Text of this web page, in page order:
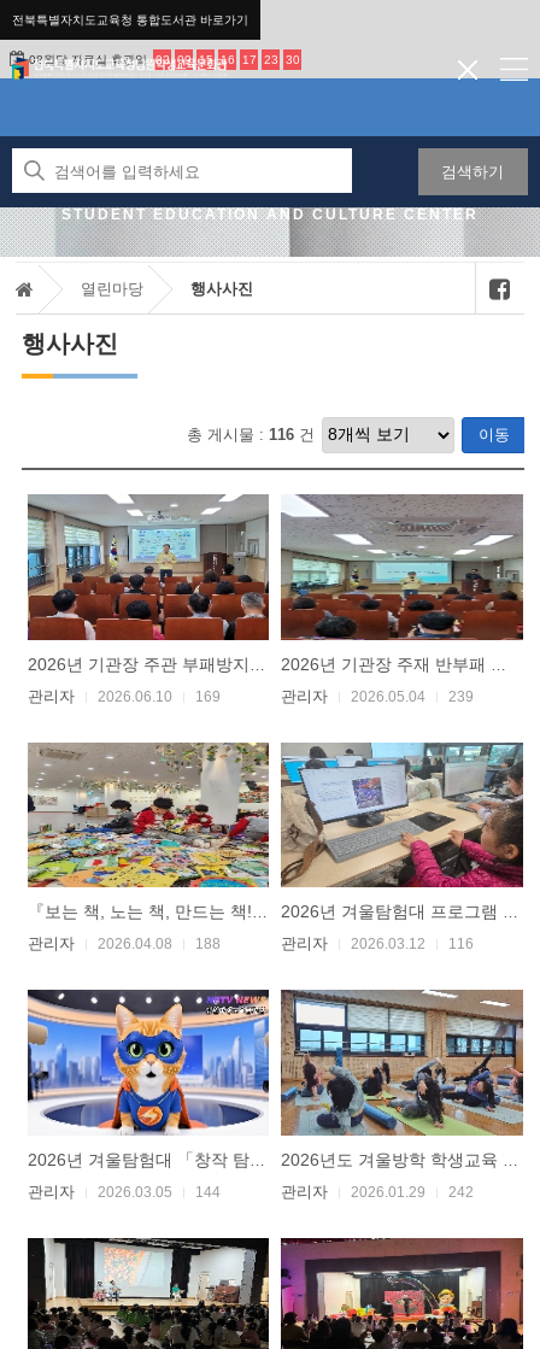
전북특별자치도교육청 통합도서관 바로가기
08월달 자료실 휴관일 02 09 15 16 17 23 30
검색하기
JEONBUK STATE OFFICE OF EDUCATION NAMWON
STUDENT EDUCATION AND CULTURE CENTER
열린마당 행사사진
행사사진
총 게시물 : 116 건 이동
관리자
2026.06.10 169
관리자
2026.05.04 239
『보는 책, 노는 책, 만드는 책!』 전시 체험 운영
관리자
2026.04.08 188
2026년 겨울탐험대 프로그램 활동 사진
관리자
2026.03.12 116
2026년 겨울탐험대 「창작 탐험대-미디어 창작 교실」
관리자
2026.03.05 144
관리자
2026.01.29 242